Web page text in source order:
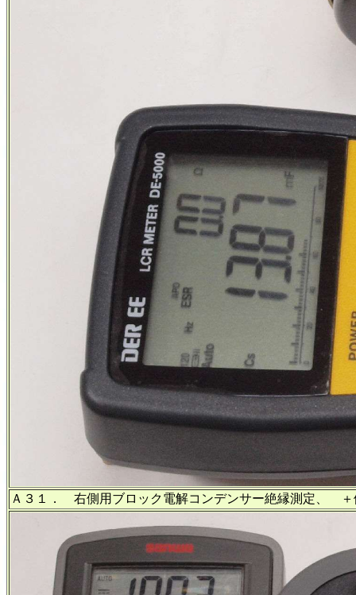
Ａ３１． 右側用ブロック電解コンデンサー絶縁測定、 ＋